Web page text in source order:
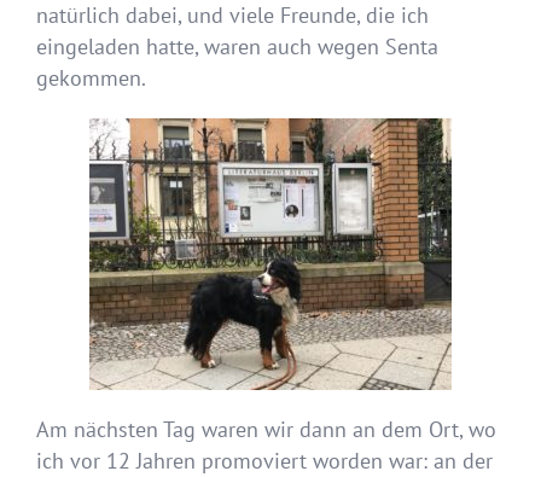
natürlich dabei, und viele Freunde, die ich
eingeladen hatte, waren auch wegen Senta
gekommen.
Am nächsten Tag waren wir dann an dem Ort, wo
ich vor 12 Jahren promoviert worden war: an der